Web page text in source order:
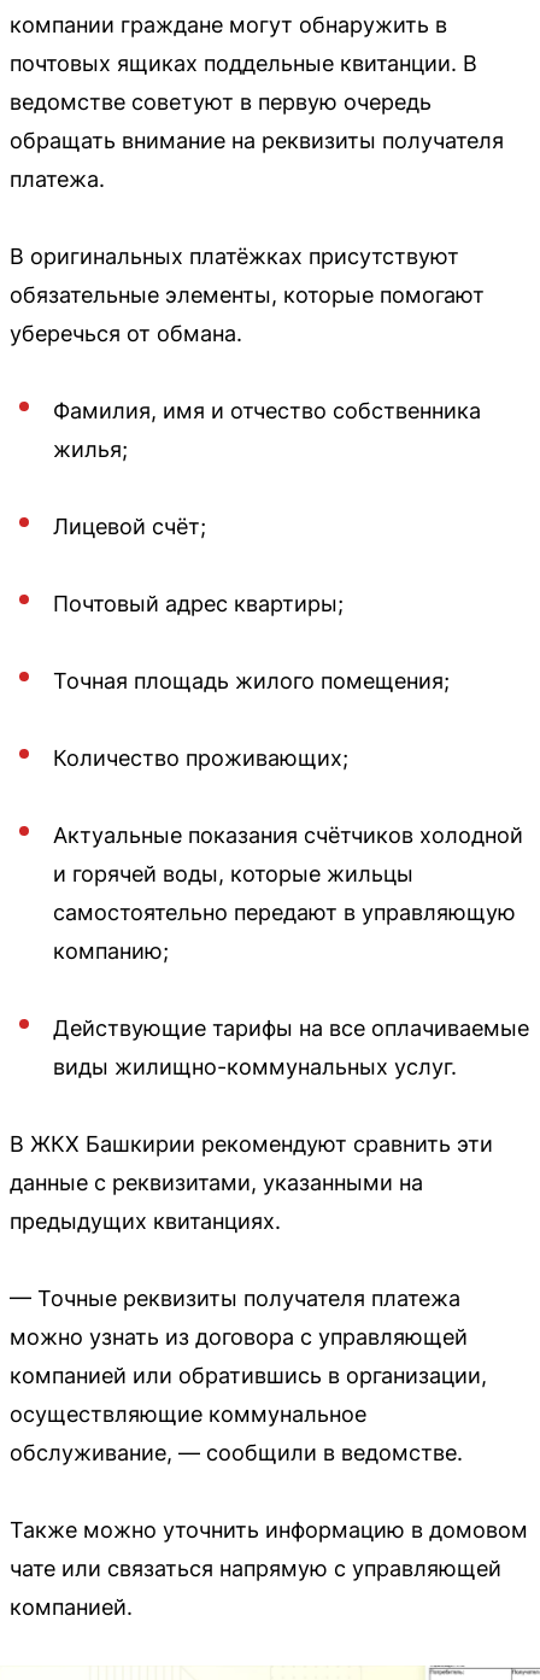
компании граждане могут обнаружить в
почтовых ящиках поддельные квитанции. В
ведомстве советуют в первую очередь
обращать внимание на реквизиты получателя
платежа.
В оригинальных платёжках присутствуют
обязательные элементы, которые помогают
уберечься от обмана.
Фамилия, имя и отчество собственника
жилья;
Лицевой счёт;
Почтовый адрес квартиры;
Точная площадь жилого помещения;
Количество проживающих;
Актуальные показания счётчиков холодной
и горячей воды, которые жильцы
самостоятельно передают в управляющую
компанию;
Действующие тарифы на все оплачиваемые
виды жилищно-коммунальных услуг.
В ЖКХ Башкирии рекомендуют сравнить эти
данные с реквизитами, указанными на
предыдущих квитанциях.
— Точные реквизиты получателя платежа
можно узнать из договора с управляющей
компанией или обратившись в организации,
осуществляющие коммунальное
обслуживание, — сообщили в ведомстве.
Также можно уточнить информацию в домовом
чате или связаться напрямую с управляющей
компанией.